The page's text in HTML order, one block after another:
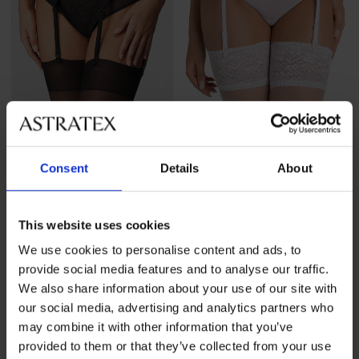
Consent Details About
This website uses cookies
We use cookies to personalise content and ads, to
provide social media features and to analyse our traffic.
We also share information about your use of our site with
our social media, advertising and analytics partners who
may combine it with other information that you’ve
provided to them or that they’ve collected from your use
-31% -40%